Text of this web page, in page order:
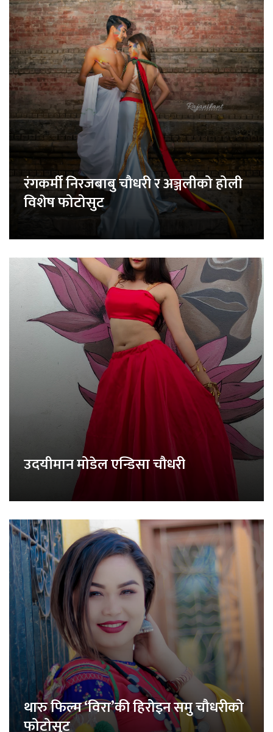
रंगकर्मी निरजबाबु चौधरी र अञ्जलीको होली
विशेष फोटोसुट
उदयीमान मोडेल एन्डिसा चौधरी
थारु फिल्म ‘विरा’की हिरोइन समु चौधरीको
फोटोसुट